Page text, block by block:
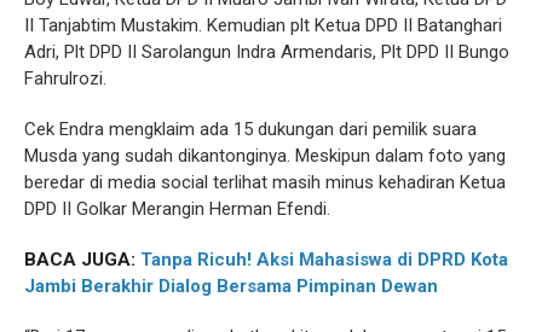
II Tanjabtim Mustakim. Kemudian plt Ketua DPD II Batanghari
Adri, Plt DPD II Sarolangun Indra Armendaris, Plt DPD II Bungo
Fahrulrozi.
Cek Endra mengklaim ada 15 dukungan dari pemilik suara
Musda yang sudah dikantonginya. Meskipun dalam foto yang
beredar di media social terlihat masih minus kehadiran Ketua
DPD II Golkar Merangin Herman Efendi.
BACA JUGA: Tanpa Ricuh! Aksi Mahasiswa di DPRD Kota
Jambi Berakhir Dialog Bersama Pimpinan Dewan